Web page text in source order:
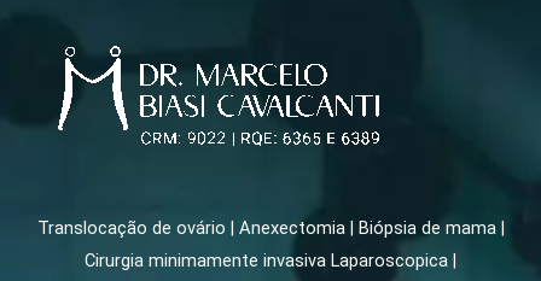
Translocação de ovário | Anexectomia | Biópsia de mama |
Cirurgia minimamente invasiva Laparoscopica |